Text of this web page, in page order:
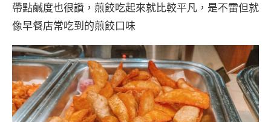
帶點鹹度也很讚，煎餃吃起來就比較平凡，是不雷但就
像早餐店常吃到的煎餃口味